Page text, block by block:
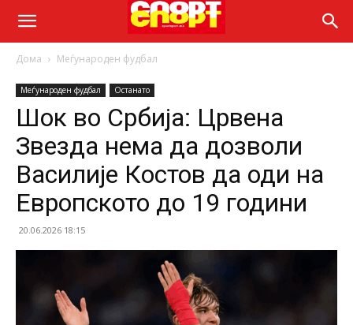
Дома Меѓународен фудбал
Меѓународен фудбал Останато
Шок во Србија: Црвена
Звезда нема да дозволи
Василије Костов да оди на
Европското до 19 години
20.06.2026 18:15